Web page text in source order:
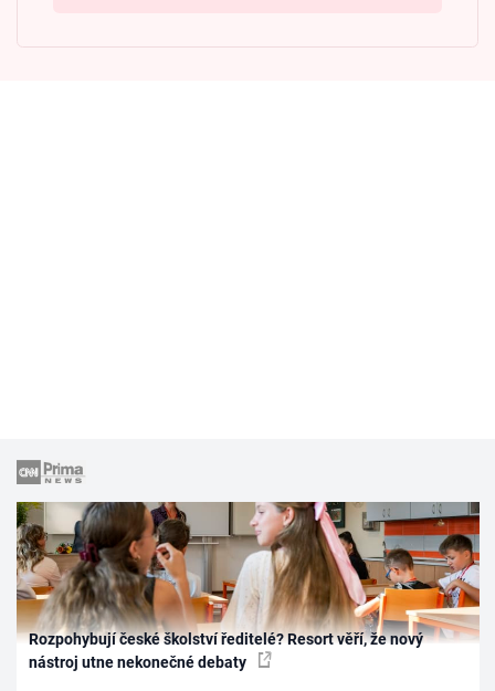
Rozpohybují české školství ředitelé? Resort věří, že nový
nástroj utne nekonečné debaty